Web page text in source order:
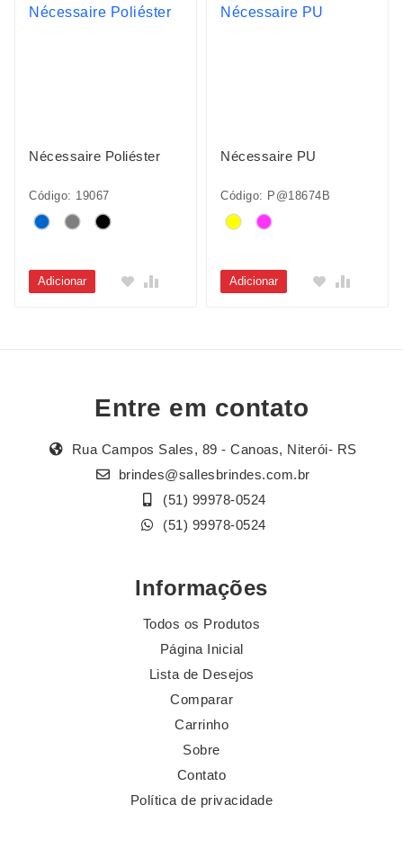
Nécessaire Poliéster
Código: 19067
Adicionar
Nécessaire PU
Código: P@18674B
Adicionar
Entre em contato
Rua Campos Sales, 89 - Canoas, Niterói- RS
brindes@sallesbrindes.com.br
(51) 99978-0524
(51) 99978-0524
Informações
Todos os Produtos
Página Inicial
Lista de Desejos
Comparar
Carrinho
Sobre
Contato
Política de privacidade